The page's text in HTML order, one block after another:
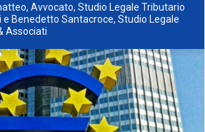
Avvocato, Studio Legale Tributario
Benedetto Santacroce, Studio Legale
Associati